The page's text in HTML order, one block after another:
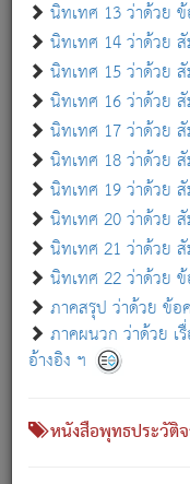
นิทเทศ 13 ว่าด้วย
นิทเทศ 14 ว่าด้วย
นิทเทศ 15 ว่าด้วย
นิทเทศ 16 ว่าด้วย สั
นิทเทศ 17 ว่าด้วย
นิทเทศ 18 ว่าด้วย
นิทเทศ 19 ว่าด้วย
นิทเทศ 20 ว่าด้วย
นิทเทศ 21 ว่าด้วย
นิทเทศ 22 ว่าด้วย ข้
ภาคสรุป ว่าด้วย ข้อ
ภาคผนวก ว่าด้วย เ
อ้างอิง ฯ
หนังสือพุทธประวัติ
เกี่ยวกับธรรมโฆษณ์ออน
แม้ระบบ "ธรรมโฆษณ์ออน
ผู้ศึกษาก็พึงตรวจสอบกับตั
ก่อนนำข้อมูลไปใช้ในการอ้
เกี่ยวกับอัตถจารี|เกี่ยว
หนังสือที่เกี่ยวข้อง